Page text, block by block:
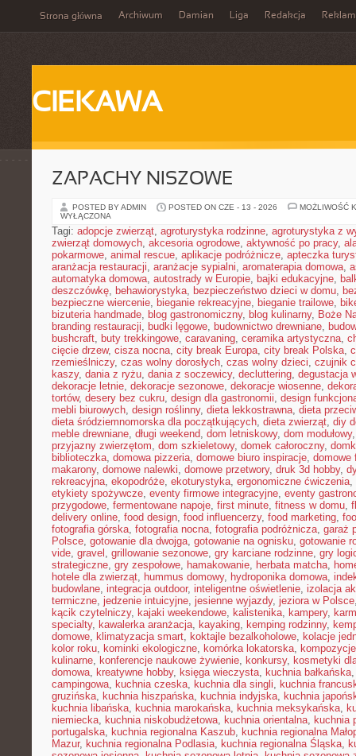
Strona główna Archiwum Damian Liga Redakcja
CIEKAWA
ZAPACHY NISZOWE
POSTED BY ADMIN POSTED ON CZE - 13 - 2026
MOŻLIWOŚĆ
WYŁĄCZONA
Tagi: adopcje zwierząt, agroturystyka rodzinne, agroturystyka z
zwierząt domowych, akcesoria ogrodowe, aktywność po pracy,
pokarmowe, animal rescue, aplikacje podróżnicze, apteczka
aranżacja restauracji, aranżacje sypialni, aromaterapia domowa,
automatyka domowa, autostrady w Europie, bajki edukacyjne,
deszczówkę, behawiorystyka, bezpieczeństwo dzieci w domu,
bezpieczne wiercenie, bieganie rekreacyjne, bieganie trailowe,
bizuteria handmade, blog gastronomiczny, blog kulinarny, Boże
branding restauracji, budki lęgowe, budownictwo drewniane,
bushcraft, buty trekkingowe, caravaning, ceramika artystyczna,
cięcie drzew, cisza nocna, city break Europa, city break Polska,
rzemieślniczy, czas wolny dorosłych, czas wolny dzieci, czujnik
kaszy, dania z ryżu, dania z soczewicy, decluttering, degustacja
dekoracje letnie, dekoracje sezonowe, dekoracje wiosenne,
tortów, desery bez cukru, design dla gastronomii, design
mebli biurowych, design roślinny, dieta lekkostrawna, dieta
dieta śródziemnomorska dla początkujących, dieta zwierząt, diy
meble drewniane, długi weekend, dom letniskowy, dom modułowy
przyjazny zwierzętom, dom szkieletowy, domek całoroczny,
biblioteczka, domowa pizzeria, domowe biuro inspiracje, domowe
makarony, domowe nalewki, domowe przetwory, druk 3d hobby,
rekreacyjna, ekopodróże, ekoturystyka, ergonomiczne ćwiczenia,
etykiety spożywcze, eventy firmowe integracyjne, eventy
przygodowe, fermentowane napoje, first minute, fitness w domu,
delivery online, food design, food influencerzy, food marketing,
fotografia górska, fotografia nocna, fotografia podróżnicza, garaż
Polsce, gotowanie dla dwojga, gotowanie na ognisku, gotowanie
vide, gravel , grillowanie sezonowe, gry karciane rodzinne, gry
strategiczne, gry zespołowe, hamakowanie, herbata matcha,
hotele dla zwierząt, hummus domowy, hydroponika domowa,
budowlane, integracja outdoor, inteligentne oświetlenie, izolacja
termiczne, jedzenie intuicyjne, jesienne wyjazdy, jeziora w Polsce
kącik czytelniczy, kajaki weekendowe, kalistenika, kampery,
specialty, kawalerka aranżacja, kayaking, kemping rodzinny,
domowe, klimatyzacja smart, koktajle bezalkoholowe, kolacje
kolor roku, kominki ekologiczne, komórka lokatorska,
kulinarne, konferencje naukowe żywienie, konkursy, kosmetyki
domowa, kreatywne hobby, księga wieczysta, kuchnia bałkańska
campingowa, kuchnia czeska, kuchnia dla singli, kuchnia
gruzińska, kuchnia hiszpańska, kuchnia indyjska, kuchnia
kuchnia libańska, kuchnia marokańska, kuchnia meksykańska,
niemiecka, kuchnia niskobudżetowa, kuchnia orientalna, kuchnia
portugalska, kuchnia regionalna Kaszub, kuchnia regionalna
Mazur, kuchnia regionalna Podlasia, kuchnia regionalna Śląska,